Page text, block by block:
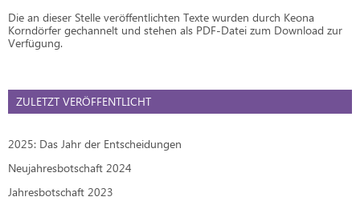
Die an dieser Stelle veröffentlichten Texte wurden durch Keona
Korndörfer gechannelt und stehen als PDF-Datei zum Download zur
Verfügung.
ZULETZT VERÖFFENTLICHT
2025: Das Jahr der Entscheidungen
Neujahresbotschaft 2024
Jahresbotschaft 2023